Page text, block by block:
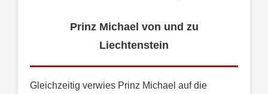
Prinz Michael von und zu
Liechtenstein
Gleichzeitig verwies Prinz Michael auf die